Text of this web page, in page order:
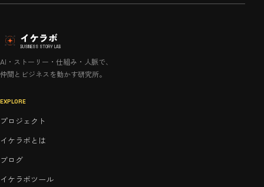
イケラボ
BUSINESS STORY LAB
AI・ストーリー・仕組み・人脈で、
仲間とビジネスを動かす研究所。
EXPLORE
プロジェクト
イケラボとは
ブログ
イケラボツール